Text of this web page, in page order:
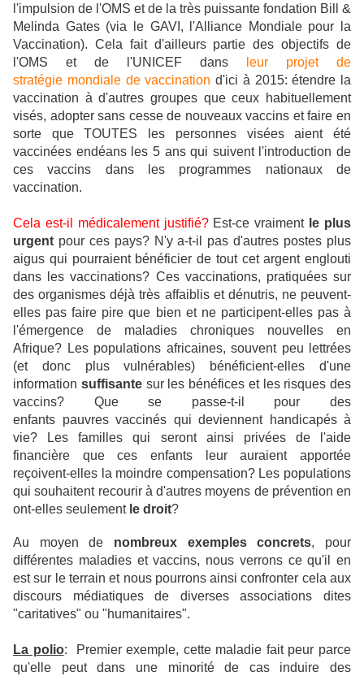
l'impulsion de l'OMS et de la très puissante fondation Bill &
Melinda Gates (via le GAVI, l'Alliance Mondiale pour la
Vaccination). Cela fait d'ailleurs partie des objectifs de
l'OMS et de l'UNICEF dans
leur projet de
stratégie mondiale de vaccination d'ici à 2015: étendre la
vaccination à d'autres groupes que ceux habituellement
visés, adopter sans cesse de nouveaux vaccins et faire en
sorte que TOUTES les personnes visées aient été
vaccinées endéans les 5 ans qui suivent l'introduction de
ces vaccins dans les programmes nationaux de
vaccination.
Cela est-il médicalement justifié?Est-ce vraiment le plus
urgent pour ces pays? N'y a-t-il pas d'autres postes plus
aigus qui pourraient bénéficier de tout cet argent englouti
dans les vaccinations? Ces vaccinations, pratiquées sur
des organismes déjà très affaiblis et dénutris, ne peuvent-
elles pas faire pire que bien et ne participent-elles pas à
l'émergence de maladies chroniques nouvelles en
Afrique? Les populations africaines, souvent peu lettrées
(et donc plus vulnérables) bénéficient-elles d'une
information suffisantesur les bénéfices et les risques des
vaccins? Que se passe-t-il pour des
enfants pauvres vaccinés qui deviennent handicapés à
vie? Les familles qui seront ainsi privées de l'aide
financière que ces enfants leur auraient apportée
reçoivent-elles la moindre compensation? Les populations
qui souhaitent recourir à d'autres moyens de prévention en
ont-elles seulement le droit?
Au moyen de nombreux exemples concrets, pour
différentes maladies et vaccins, nous verrons ce qu'il en
est sur le terrain et nous pourrons ainsi confronter cela aux
discours médiatiques de diverses associations dites
"caritatives" ou "humanitaires".
La polio: Premier exemple, cette maladie fait peur parce
qu'elle peut dans une minorité de cas induire des